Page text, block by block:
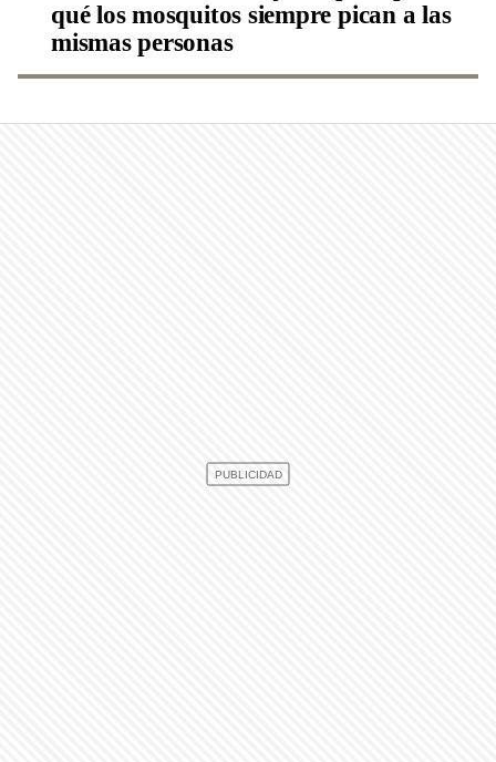
qué los mosquitos siempre pican a las
mismas personas